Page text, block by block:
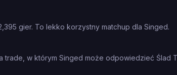
gier. To lekko korzystny matchup dla Singed.
trade, w którym Singed może odpowiedzieć Ślad